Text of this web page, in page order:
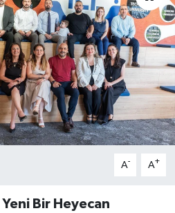
A- A+
Bir Heyecan